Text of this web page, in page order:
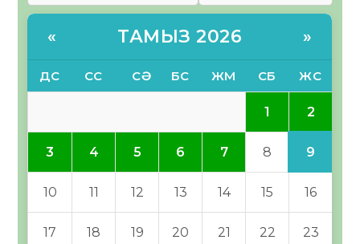
« ТАМЫЗ 2026 »
ДС СС СӘ БС ЖМ СБ ЖС
1 2
3 4 5 6 7 8 9
10 11 12 13 14 15 16
17 18 19 20 21 22 23